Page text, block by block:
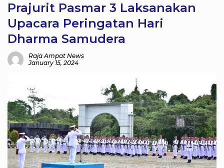
Prajurit Pasmar 3 Laksanakan
Upacara Peringatan Hari
Dharma Samudera
Raja Ampat News
January 15, 2024